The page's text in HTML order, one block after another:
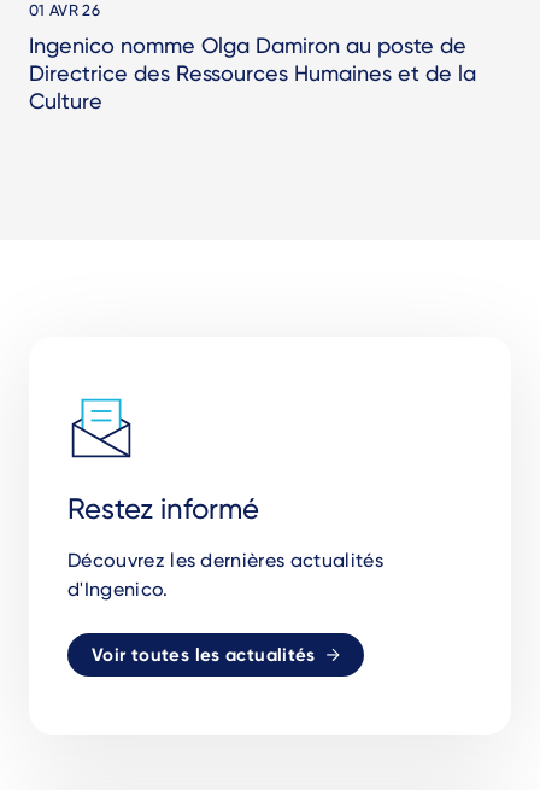
01 AVR 26
Ingenico nomme Olga Damiron au poste de
Directrice des Ressources Humaines et de la
Culture
Restez informé
Découvrez les dernières actualités
d'Ingenico.
Voir toutes les actualités